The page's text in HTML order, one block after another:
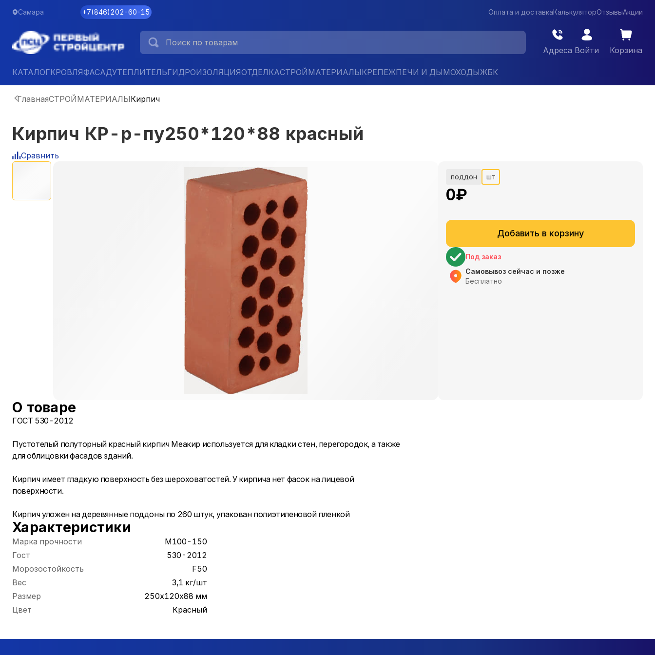
Самара +7(846)202-60-15 Оплата и доставкаКалькуляторОтзывыАкции
Адреса Войти Корзина
КАТАЛОГКРОВЛЯФАСАДУТЕПЛИТЕЛЬГИДРОИЗОЛЯЦИЯОТДЕЛКАСТРОЙМАТЕРИАЛЫКРЕПЕЖПЕЧИ И ДЫМОХОДЫЖБК
ГлавнаяСТРОЙМАТЕРИАЛЫКирпич
Кирпич КР-р-пу250*120*88 красный
Сравнить
поддон шт
0₽
Добавить в корзину
Под заказ
Самовывоз сейчас и позже
Бесплатно
О товаре
ГОСТ 530-2012
Пустотелый полуторный красный кирпич Меакир используется для кладки стен, перегородок, а также
для облицовки фасадов зданий.
Кирпич имеет гладкую поверхность без шероховатостей. У кирпича нет фасок на лицевой
поверхности.
Кирпич уложен на деревянные поддоны по 260 штук, упакован полиэтиленовой пленкой
Характеристики
Марка прочности
М100-150
Гост
530-2012
Морозостойкость
F50
Вес
3,1 кг/шт
Размер
250х120х88 мм
Цвет
Красный